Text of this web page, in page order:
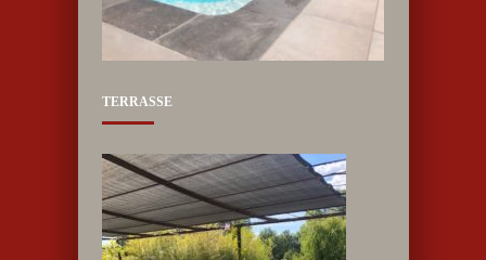
TERRASSE